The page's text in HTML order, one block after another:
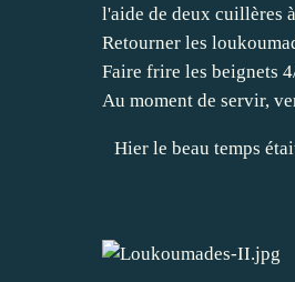
l'aide de deux cuillères
Retourner les
Faire frire les beignets
Au moment de servir,
Hier le beau temps